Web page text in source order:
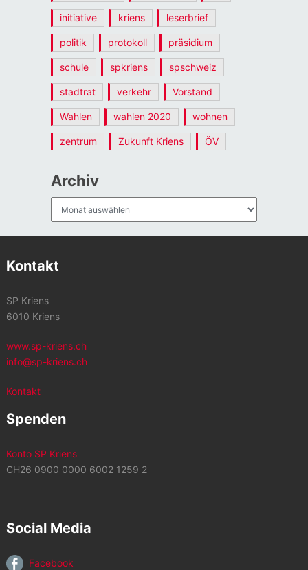
initiative kriens leserbrief
politik protokoll präsidium
schule spkriens spschweiz
stadtrat verkehr Vorstand
Wahlen wahlen 2020 wohnen
zentrum Zukunft Kriens ÖV
Archiv
Kontakt
SP Kriens
6010 Kriens
www.sp-kriens.ch
info@sp-kriens.ch
Kontakt
Spenden
Konto SP Kriens
CH26 0900 0000 6002 1259 2
Social Media
Facebook